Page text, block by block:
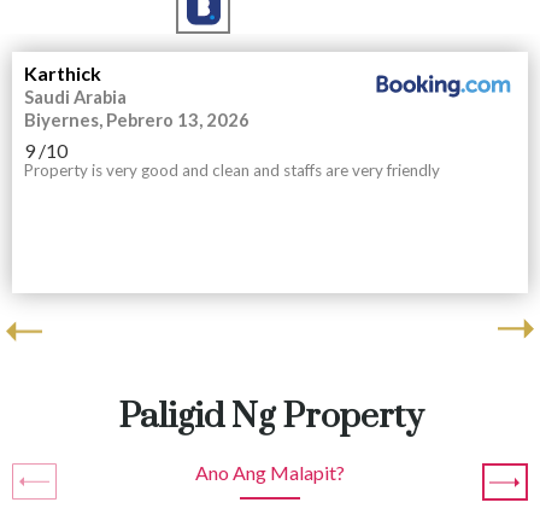
Karthick
Saudi Arabia
Biyernes, Pebrero 13, 2026
9/10
Property is very good and clean and staffs are very friendly
Paligid Ng Property
Ano Ang Malapit?